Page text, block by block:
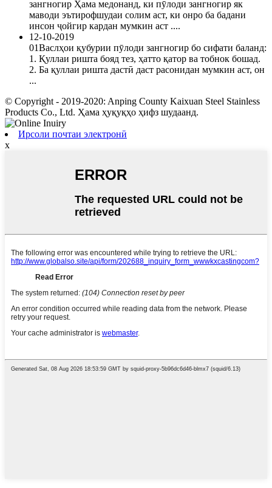
зангногир Ҳама медонанд, ки пӯлоди зангногир як
маводи эътирофшудаи солим аст, ки онро ба бадани
инсон ҷойгир кардан мумкин аст ....
12-10-2019
01Васлҳои қубурии пӯлоди зангногир бо сифати баланд:
1. Қуллаи ришта бояд тез, ҳатто қатор ва тобнок бошад.
2. Ба қуллаи ришта дастӣ даст расонидан мумкин аст, он
...
© Copyright - 2019-2020: Anping County Kaixuan Steel Stainless
Products Co., Ltd. Ҳама ҳуқуқҳо ҳифз шудаанд.
Ирсоли почтаи электронӣ
x